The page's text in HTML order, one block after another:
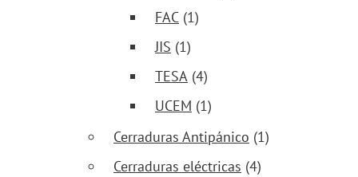
FAC (1)
JIS (1)
TESA (4)
UCEM (1)
Cerraduras Antipánico (1)
Cerraduras eléctricas (4)